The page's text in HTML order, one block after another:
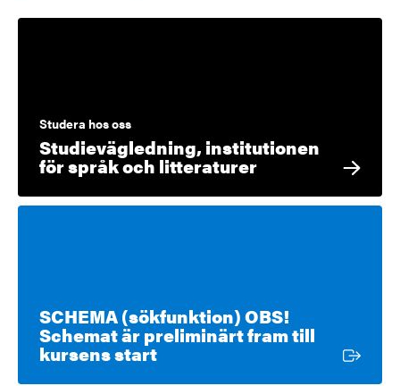
Studera hos oss
Studievägledning, institutionen
för språk och litteraturer
SCHEMA (sökfunktion) OBS!
Schemat är preliminärt fram till
kursens startExtern länk